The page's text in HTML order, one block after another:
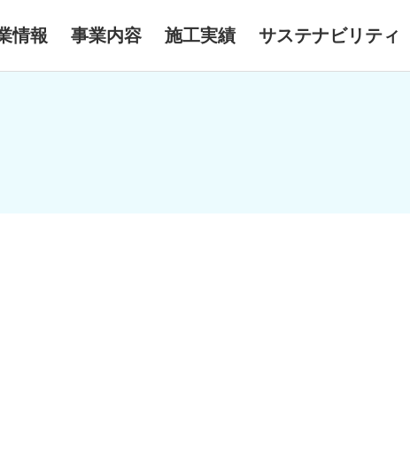
情報 事業内容 施工実績 サステナビリティ